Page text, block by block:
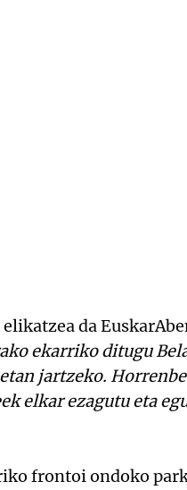
da
ekarriko ditugu
jartzeko.
elkar ezagutu eta
frontoi ondoko